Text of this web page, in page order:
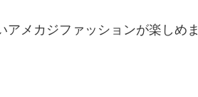
メカジファッションが楽しめま